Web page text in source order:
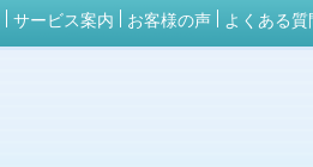
サービス案内 お客様の声 よくある質